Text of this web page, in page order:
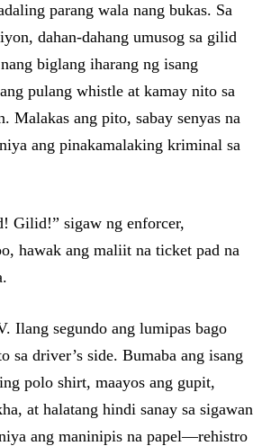
parang wala nang bukas. Sa
dahan-dahang umusog sa gilid
biglang iharang ng isang
pulang whistle at kamay nito sa
Malakas ang pito, sabay senyas na
ang pinakamalaking kriminal sa
Gilid!” sigaw ng enforcer,
hawak ang maliit na ticket pad na
Ilang segundo ang lumipas bago
sa driver’s side. Bumaba ang isang
polo shirt, maayos ang gupit,
at halatang hindi sanay sa sigawan
ang maninipis na papel—rehistro